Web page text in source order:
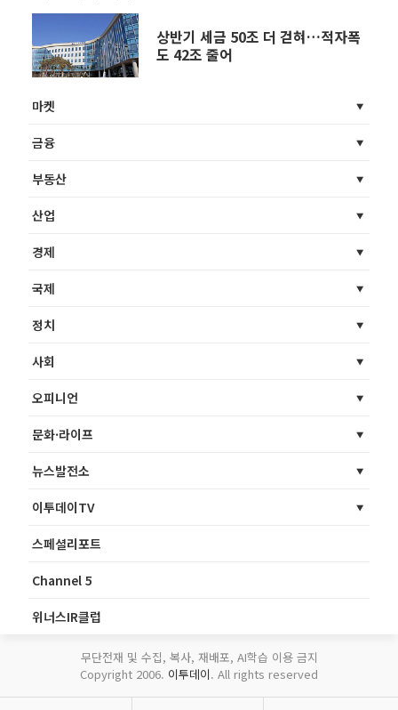
상반기 세금 50조 더 걷혀…적자폭
도 42조 줄어
마켓
금융
부동산
산업
경제
국제
정치
사회
오피니언
문화·라이프
뉴스발전소
이투데이TV
스페셜리포트
Channel 5
위너스IR클럽
무단전재 및 수집, 복사, 재배포, AI학습 이용 금지
Copyright 2006. 이투데이. All rights reserved